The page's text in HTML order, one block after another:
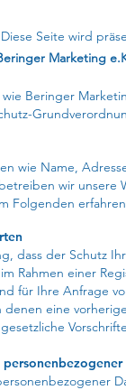
Diese Seite wird
Marketing
Beringer
wie Name,
wir
Folgenden
dass der Schutz
Rahmen einer
für Ihre Anfrage
denen eine